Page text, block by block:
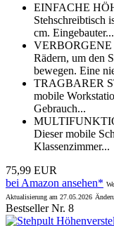
EINFACHE
Stehschreibtisch
cm. Eingebauter...
VERBORGENE
Rädern, um den
bewegen. Eine
TRAGBARER
mobile
Gebrauch...
Dieser mobile
Klassenzimmer...
75,99 EUR
bei Amazon ansehen*
Aktualisierung am 27.05.2026
Bestseller Nr. 8